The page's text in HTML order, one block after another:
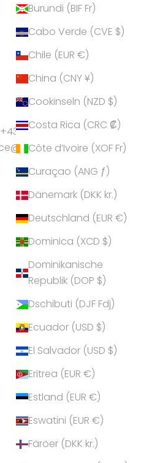
Burundi (BIF Fr)
Cabo Verde (CVE $)
Chile (EUR €)
China (CNY ¥)
Cookinseln (NZD $)
Costa Rica (CRC ₡)
Côte d’Ivoire (XOF Fr)
Curaçao (ANG ƒ)
Dänemark (DKK kr.)
Deutschland (EUR €)
Dominica (XCD $)
Dominikanische
Republik (DOP $)
Dschibuti (DJF Fdj)
Ecuador (USD $)
El Salvador (USD $)
Eritrea (EUR €)
Estland (EUR €)
Eswatini (EUR €)
Färöer (DKK kr.)
5224 55550